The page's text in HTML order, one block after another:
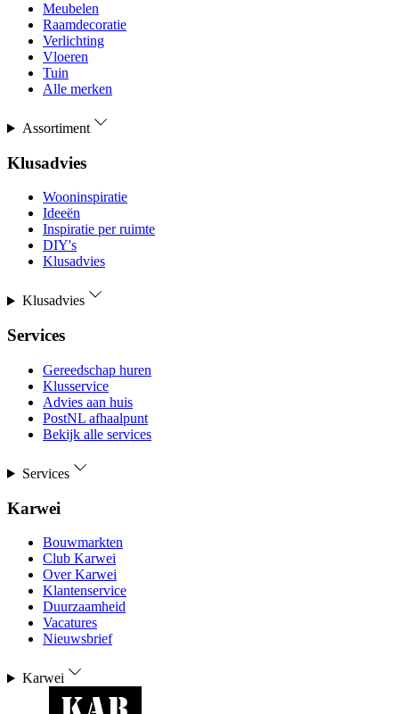
Meubelen
Raamdecoratie
Verlichting
Vloeren
Tuin
Alle merken
Assortiment
Klusadvies
Wooninspiratie
Ideeën
Inspiratie per ruimte
DIY's
Klusadvies
Klusadvies
Services
Gereedschap huren
Klusservice
Advies aan huis
PostNL afhaalpunt
Bekijk alle services
Services
Karwei
Bouwmarkten
Club Karwei
Over Karwei
Klantenservice
Duurzaamheid
Vacatures
Nieuwsbrief
Karwei